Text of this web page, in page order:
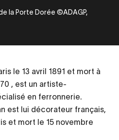
la Porte Dorée ©ADAGP,
le 13 avril 1891 et mort à
, est un artiste-
en ferronnerie.
est lui décorateur français,
et mort le 15 novembre